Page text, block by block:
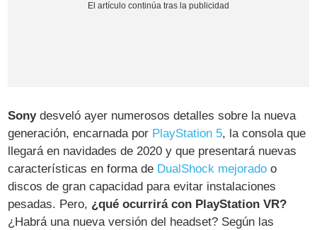
Sonydesveló ayer numerosos detalles sobre la nueva
generación, encarnada por PlayStation 5, la consola que
llegará en navidades de 2020 y que presentará nuevas
características en forma de DualShock mejorado o
discos de gran capacidad para evitar instalaciones
pesadas. Pero, ¿qué ocurrirá con PlayStation VR?
¿Habrá una nueva versión del headset? Según las